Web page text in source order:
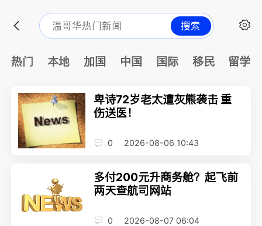
搜索
热门 本地 加国 中国 国际 移民 留学
卑诗72岁老太遭灰熊袭击 重
伤送医！
0 2026-08-06 10:43
多付200元升商务舱？起飞前
两天查航司网站
0 2026-08-07 06:04